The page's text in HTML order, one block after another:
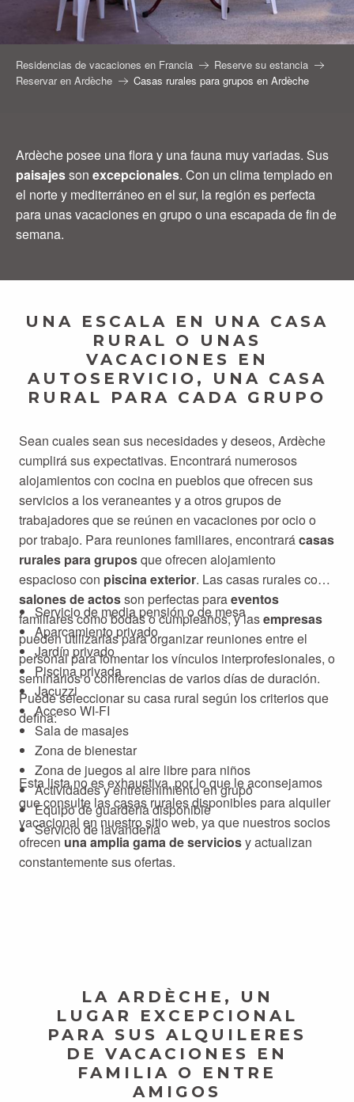
Residencias de vacaciones en Francia
Reserve su estancia
Reservar en Ardèche
Casas rurales para grupos en Ardèche
Ardèche posee una flora y una fauna muy variadas. Sus
paisajesson excepcionales. Con un clima templado en
el norte y mediterráneo en el sur, la región es perfecta
para unas vacaciones en grupo o una escapada de fin de
semana.
UNA ESCALA EN UNA CASA
RURAL O UNAS
VACACIONES EN
AUTOSERVICIO, UNA CASA
RURAL PARA CADA GRUPO
Sean cuales sean sus necesidades y deseos, Ardèche
cumplirá sus expectativas. Encontrará numerosos
alojamientos con cocina en pueblos que ofrecen sus
servicios a los veraneantes y a otros grupos de
trabajadores que se reúnen en vacaciones por ocio o
por trabajo. Para reuniones familiares, encontrarácasas
rurales para gruposque ofrecen alojamiento
espacioso con piscina exterior. Las casas rurales con
salones de actosson perfectas paraeventos
familiares como bodas o cumpleaños, y lasempresas
pueden utilizarlas para organizar reuniones entre el
personal para fomentar los vínculos interprofesionales, o
seminarios o conferencias de varios días de duración.
Puede seleccionar su casa rural según los criterios que
defina:
Servicio de media pensión o de mesa
Aparcamiento privado
Jardín privado
Piscina privada
Jacuzzi
Acceso WI-FI
Sala de masajes
Zona de bienestar
Zona de juegos al aire libre para niños
Actividades y entretenimiento en grupo
Equipo de guardería disponible
Servicio de lavandería
Esta lista no es exhaustiva, por lo que le aconsejamos
que consulte las casas rurales disponibles para alquiler
vacacional en nuestro sitio web, ya que nuestros socios
ofrecen una amplia gama de serviciosy actualizan
constantemente sus ofertas.
LA ARDÈCHE, UN
LUGAR EXCEPCIONAL
PARA SUS ALQUILERES
DE VACACIONES EN
FAMILIA O ENTRE
AMIGOS